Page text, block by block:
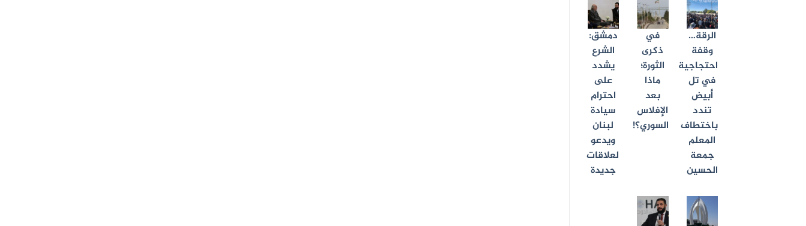
الرقة…
وقفة
احتجاجية
في تل
أبيض
تندد
باختطاف
المعلم
جمعة
الحسين
في
ذكرى
الثورة؛
ماذا
بعد
الإفلاس
السوري؟!
دمشق:
الشرع
يشدد
على
احترام
سيادة
لبنان
ويدعو
لعلاقات
جديدة